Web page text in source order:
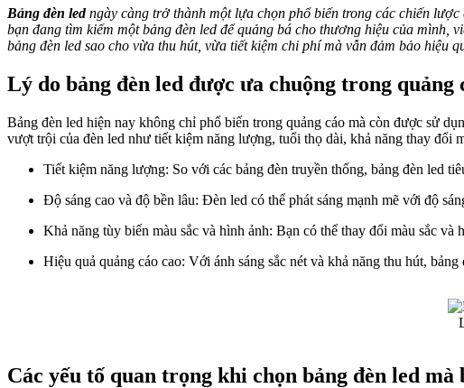
Bảng đèn ledngày càng trở thành một lựa chọn phổ biến trong các chiến
bạn đang tìm kiếm một bảng đèn led để quảng bá cho thương hiệu của
bảng đèn led sao cho vừa thu hút, vừa tiết kiệm chi phí mà vẫn đảm bảo hiệu
Lý do bảng đèn led được ưa chuộng trong quảng
Bảng đèn led hiện nay không chỉ phổ biến trong quảng cáo mà còn được sử
vượt trội của đèn led như tiết kiệm năng lượng, tuổi thọ dài, khả năng thay đổi
Tiết kiệm năng lượng: So với các bảng đèn truyền thống, bảng đèn led
Độ sáng cao và độ bền lâu: Đèn led có thể phát sáng mạnh mẽ với độ
Khả năng tùy biến màu sắc và hình ảnh: Bạn có thể thay đổi màu sắc
Hiệu quả quảng cáo cao: Với ánh sáng sắc nét và khả năng thu hút,
Các yếu tố quan trọng khi chọn bảng đèn led mà